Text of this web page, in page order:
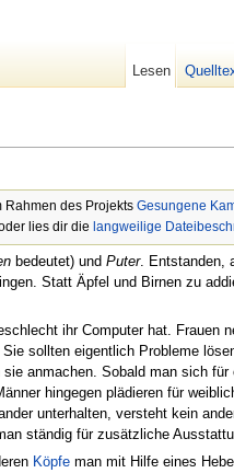
Rahmen des Projekts Gesungene
lies dir die langweilige
bedeutet) und Puter. Entstanden,
Statt Äpfel und Birnen zu
ihr Computer hat. Frauen
sollten eigentlich Probleme
anmachen. Sobald man sich
hingegen plädieren für
unterhalten, versteht kein
ständig für zusätzliche
Köpfe man mit Hilfe eines
Lesen